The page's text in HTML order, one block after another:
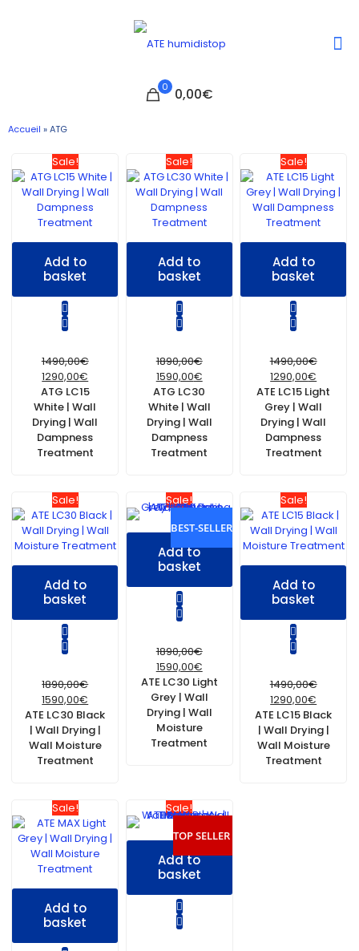
0 0,00€
Accueil »ATG
Sale!
Add to
basket
1490,00€
1290,00€
ATG LC15
White | Wall
Drying | Wall
Dampness
Treatment
Sale!
Add to
basket
1890,00€
1590,00€
ATG LC30
White | Wall
Drying | Wall
Dampness
Treatment
Sale!
Add to
basket
1490,00€
1290,00€
ATE LC15 Light
Grey | Wall
Drying | Wall
Dampness
Treatment
Sale!
Add to
basket
1890,00€
1590,00€
ATE LC30 Black
| Wall Drying |
Wall Moisture
Treatment
Sale!
BEST-SELLER
Add to
basket
1890,00€
1590,00€
ATE LC30 Light
Grey | Wall
Drying | Wall
Moisture
Treatment
Sale!
Add to
basket
1490,00€
1290,00€
ATE LC15 Black
| Wall Drying |
Wall Moisture
Treatment
Sale!
Add to
basket
Sale!
TOP SELLER
Add to
basket